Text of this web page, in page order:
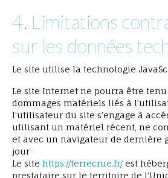
4. Limitations
sur les données
Le site utilise la technologie
Le site Internet ne pourra être
dommages matériels liés à
l’utilisateur du site s’engage à
utilisant un matériel récent, ne
et avec un navigateur de dernière
jour
Le site https://terrecrue.fr/est
prestataire sur le territoire de